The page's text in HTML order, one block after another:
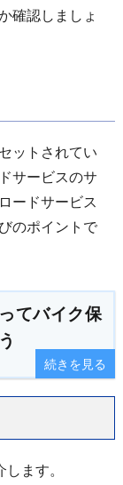
確認しましょ
ットされてい
サービスのサ
ードサービス
のポイントで
てバイク保
続きを見る
ます。